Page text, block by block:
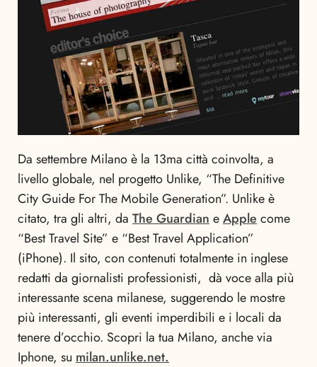
Da settembre Milano è la 13ma città coinvolta, a
livello globale, nel progetto Unlike, “The Definitive
City Guide For The Mobile Generation”. Unlike è
citato, tra gli altri, da The Guardian eApple come
“Best Travel Site” e “Best Travel Application”
(iPhone). Il sito, con contenuti totalmente in inglese
redatti da giornalisti professionisti, dà voce alla più
interessante scena milanese, suggerendo le mostre
più interessanti, gli eventi imperdibili e i locali da
tenere d’occhio. Scopri la tua Milano, anche via
Iphone, su milan.unlike.net.